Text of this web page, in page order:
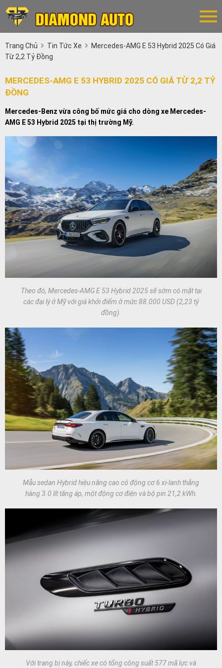
Trang Chủ Tin Tức Xe
Mercedes-AMG E 53 Hybrid 2025 Có Giá
Từ 2,2 Tỷ Đồng
MERCEDES-AMG E 53 HYBRID 2025 CÓ GIÁ TỪ 2,2 TỶ
ĐỒNG
Mercedes-Benz vừa công bố mức giá cho dòng xe Mercedes-
AMG E 53 Hybrid 2025 tại thị trường Mỹ.
Theo đó, Mercedes-AMG E 53 Hybrid 2025 sẽ sớm có mặt tại
các đại lý ở Mỹ với giá khởi điểm ở mức 88.000 USD (2,23 tỷ
đồng).
Mẫu sedan Hybrid hiệu năng cao có động cơ 6 xi-lanh thẳng
hàng 3.0 lít tăng áp, một động cơ điện và bộ pin 21,2 kWh.
Với trang bị này, chiếc xe có tổng công suất 577 mã lực và